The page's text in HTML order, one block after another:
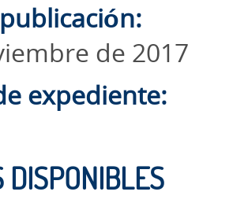
de 2017
expediente:
DISPONIBLES